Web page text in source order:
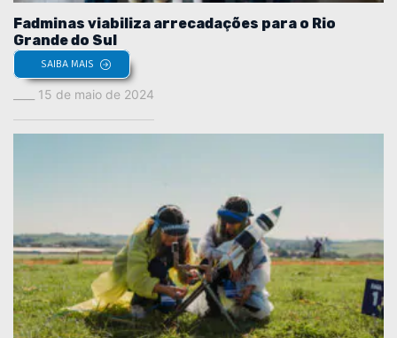
Fadminas viabiliza arrecadações para o Rio
Grande do Sul
SAIBA MAIS
15 de maio de 2024